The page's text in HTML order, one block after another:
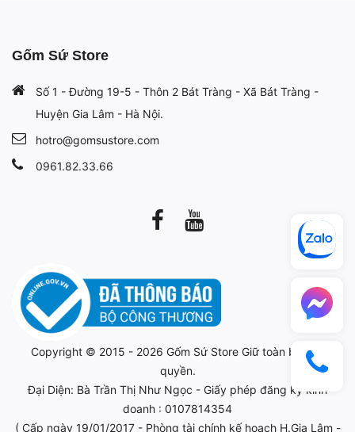
Gốm Sứ Store
Số 1 - Đường 19-5 - Thôn 2 Bát Tràng - Xã Bát Tràng -
Huyện Gia Lâm - Hà Nội.
hotro@gomsustore.com
0961.82.33.66
Copyright © 2015 - 2026 Gốm Sứ StoreGiữ toàn bộ bản
quyền.
Đại Diện: Bà Trần Thị Như Ngọc - Giấy phép đăng ký kinh
doanh : 0107814354
( Cấp ngày 19/01/2017 - Phòng tài chính kế hoạch H.Gia Lâm -